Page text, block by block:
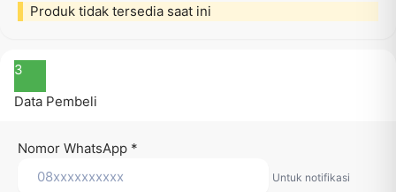
Produk tidak tersedia saat ini
3
Data Pembeli
Nomor WhatsApp *
Untuk notifikasi